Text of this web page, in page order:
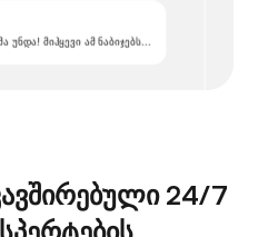
უნდა! მიჰყევი ამ ნაბიჯებს...
24/7